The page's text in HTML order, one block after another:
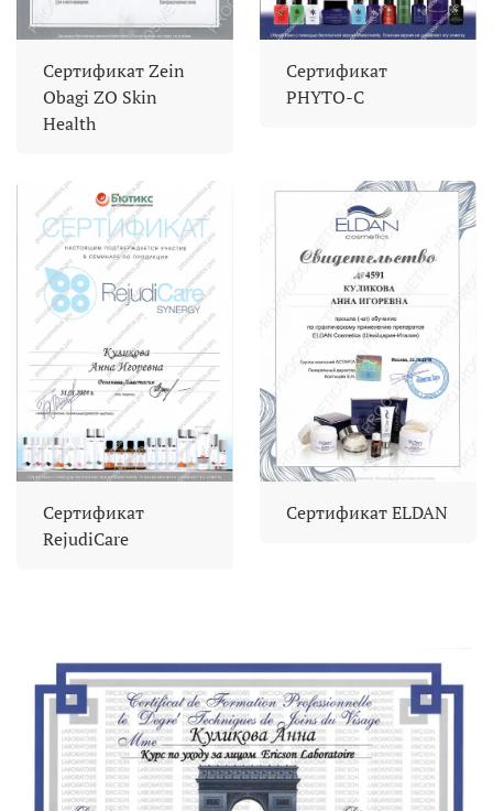
Сертификат Zein
Obagi ZO Skin
Health
Сертификат
PHYTO-C
Сертификат
RejudiCare
Сертификат ELDAN